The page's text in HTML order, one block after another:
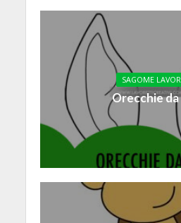
SAGOME
Orecchie